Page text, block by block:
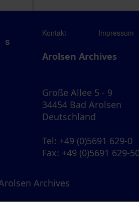
Kontakt Impressum
Arolsen Archives
Große Allee 5 - 9
34454 Bad Arolsen
Deutschland
Tel: +49 (0)5691 629-0
Fax: +49 (0)5691 629-
Archives